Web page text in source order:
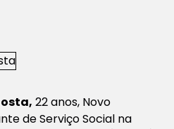
22 anos, Novo
de Serviço Social na